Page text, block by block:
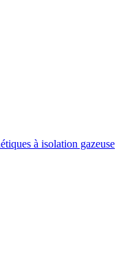
à isolation gazeuse